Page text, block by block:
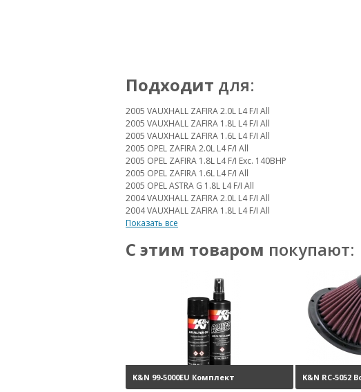
Подходит для:
2005 VAUXHALL ZAFIRA 2.0L L4 F/I All
2005 VAUXHALL ZAFIRA 1.8L L4 F/I All
2005 VAUXHALL ZAFIRA 1.6L L4 F/I All
2005 OPEL ZAFIRA 2.0L L4 F/I All
2005 OPEL ZAFIRA 1.8L L4 F/I Exc. 140BHP
2005 OPEL ZAFIRA 1.6L L4 F/I All
2005 OPEL ASTRA G 1.8L L4 F/I All
2004 VAUXHALL ZAFIRA 2.0L L4 F/I All
2004 VAUXHALL ZAFIRA 1.8L L4 F/I All
Показать все
С этим товаром покупают:
K&N 99-5000EU Комплект K&N RC-